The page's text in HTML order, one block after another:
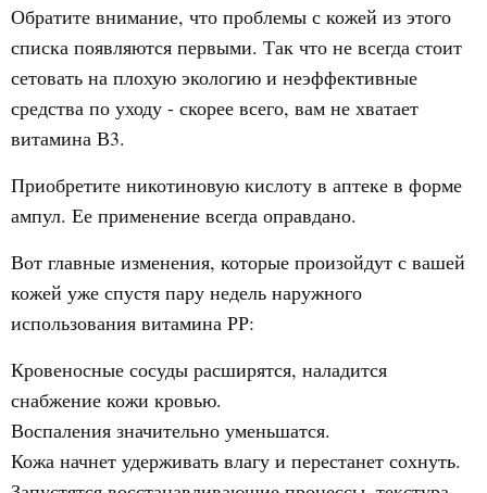
Обратите внимание, что проблемы с кожей из этого
списка появляются первыми. Так что не всегда стоит
сетовать на плохую экологию и неэффективные
средства по уходу - скорее всего, вам не хватает
витамина В3.
Приобретите никотиновую кислоту в аптеке в форме
ампул. Ее применение всегда оправдано.
Вот главные изменения, которые произойдут с вашей
кожей уже спустя пару недель наружного
использования витамина РР:
Кровеносные сосуды расширятся, наладится
снабжение кожи кровью.
Воспаления значительно уменьшатся.
Кожа начнет удерживать влагу и перестанет сохнуть.